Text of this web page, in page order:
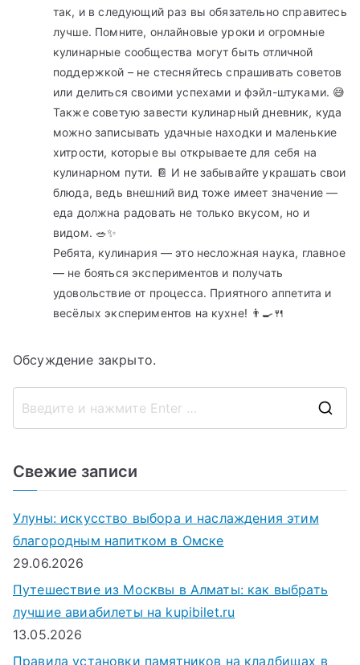
так, и в следующий раз вы обязательно справитесь
лучше. Помните, онлайновые уроки и огромные
кулинарные сообщества могут быть отличной
поддержкой – не стесняйтесь спрашивать советов
или делиться своими успехами и фэйл-штуками. 😅
Также советую завести кулинарный дневник, куда
можно записывать удачные находки и маленькие
хитрости, которые вы открываете для себя на
кулинарном пути. 📔 И не забывайте украшать свои
блюда, ведь внешний вид тоже имеет значение —
еда должна радовать не только вкусом, но и
видом. 🥗✨
Ребята, кулинария — это несложная наука, главное
— не бояться экспериментов и получать
удовольствие от процесса. Приятного аппетита и
весёлых экспериментов на кухне! 👨‍🍳🍴
Обсуждение закрыто.
Свежие записи
Улуны: искусство выбора и наслаждения этим
благородным напитком в Омске
29.06.2026
Путешествие из Москвы в Алматы: как выбрать
лучшие авиабилеты на kupibilet.ru
13.05.2026
Правила установки памятников на кладбищах в